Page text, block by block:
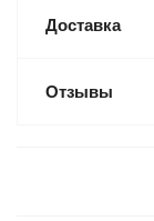
Доставка
Отзывы